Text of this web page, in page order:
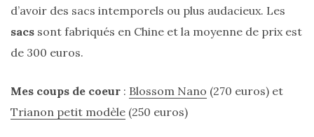
les
Monceau
d’avoir des sacs intemporels ou plus audacieux. Les
sacs sont fabriqués en Chine et la moyenne de prix est
de 300 euros.
Mes coups de coeur : Blossom Nano (270 euros) et
Trianon petit modèle (250 euros)